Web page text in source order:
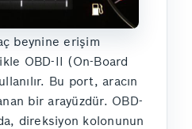
beynine erişim
OBD-II (On-Board
Bu port, aracın
bir arayüzdür. OBD-
direksiyon kolonunun